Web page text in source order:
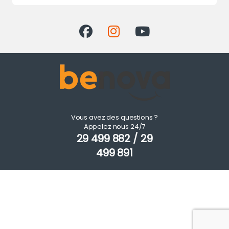
Vous avez des questions ?
Appelez nous 24/7
29 499 882 / 29
499 891